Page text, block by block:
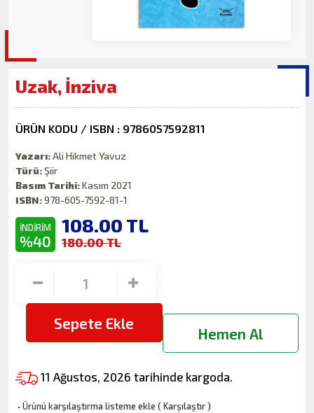
Uzak, İnziva
ÜRÜN KODU / ISBN : 9786057592811
Yazarı:Ali Hikmet Yavuz
Türü:Şiir
Basım Tarihi:Kasım 2021
ISBN:978-605-7592-81-1
İNDİRİM
%40
108.00 TL
180.00 TL
Sepete Ekle
Hemen Al
11 Ağustos, 2026 tarihinde kargoda.
·Ürünü karşılaştırma listeme ekle (Karşılaştır)